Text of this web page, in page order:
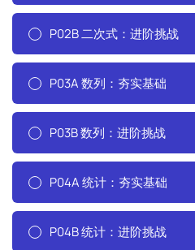
P02B 二次式：进阶挑战
P03A 数列：夯实基础
P03B 数列：进阶挑战
P04A 统计：夯实基础
P04B 统计：进阶挑战